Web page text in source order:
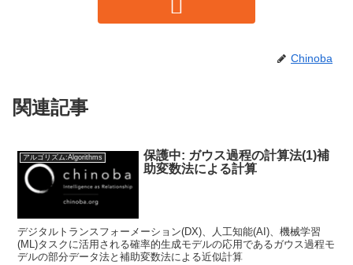
Chinoba
関連記事
アルゴリズム:Algorithms
保護中: ガウス過程の計算法(1)補
助変数法による計算
デジタルトランスフォーメーション(DX)、人工知能(AI)、機械学習
(ML)タスクに活用される確率的生成モデルの応用であるガウス過程モ
デルの部分データ法と補助変数法による近似計算